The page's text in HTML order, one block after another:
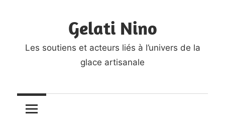
Gelati Nino
Les soutiens et acteurs liés à l’univers de la
glace artisanale